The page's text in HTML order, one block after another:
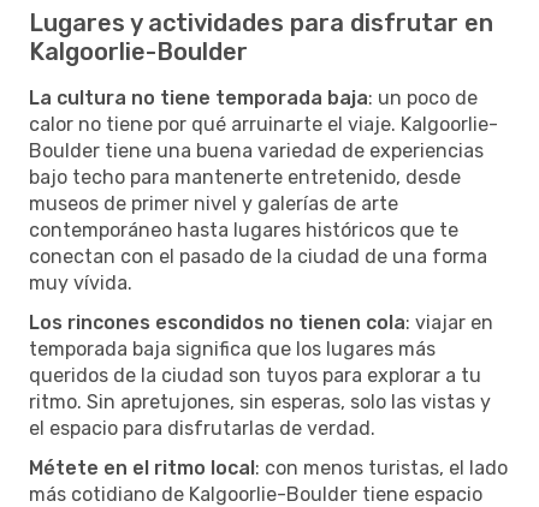
Lugares y actividades para disfrutar en
Kalgoorlie-Boulder
La cultura no tiene temporada baja: un poco de
calor no tiene por qué arruinarte el viaje. Kalgoorlie-
Boulder tiene una buena variedad de experiencias
bajo techo para mantenerte entretenido, desde
museos de primer nivel y galerías de arte
contemporáneo hasta lugares históricos que te
conectan con el pasado de la ciudad de una forma
muy vívida.
Los rincones escondidos no tienen cola: viajar en
temporada baja significa que los lugares más
queridos de la ciudad son tuyos para explorar a tu
ritmo. Sin apretujones, sin esperas, solo las vistas y
el espacio para disfrutarlas de verdad.
Métete en el ritmo local: con menos turistas, el lado
más cotidiano de Kalgoorlie-Boulder tiene espacio